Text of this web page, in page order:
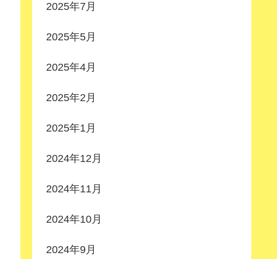
2025年7月
2025年5月
2025年4月
2025年2月
2025年1月
2024年12月
2024年11月
2024年10月
2024年9月